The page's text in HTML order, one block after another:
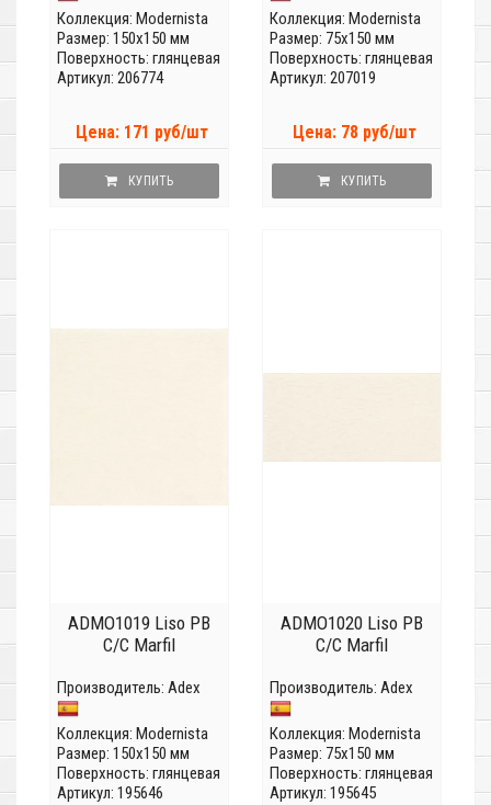
Коллекция: Modernista
Размер: 150x150 мм
Поверхность: глянцевая
Артикул: 206774
Цена: 171 руб/шт
КУПИТЬ
Коллекция: Modernista
Размер: 75x150 мм
Поверхность: глянцевая
Артикул: 207019
Цена: 78 руб/шт
КУПИТЬ
ADMO1019 Liso PB
C/C Marfil
Производитель: Adex
Коллекция: Modernista
Размер: 150x150 мм
Поверхность: глянцевая
Артикул: 195646
ADMO1020 Liso PB
C/C Marfil
Производитель: Adex
Коллекция: Modernista
Размер: 75x150 мм
Поверхность: глянцевая
Артикул: 195645